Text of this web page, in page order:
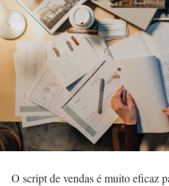
O script de vendas é muito eficaz